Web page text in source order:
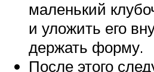
маленький
и уложить его
держать форму.
После этого